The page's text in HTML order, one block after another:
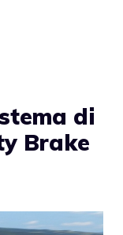
di
Brake